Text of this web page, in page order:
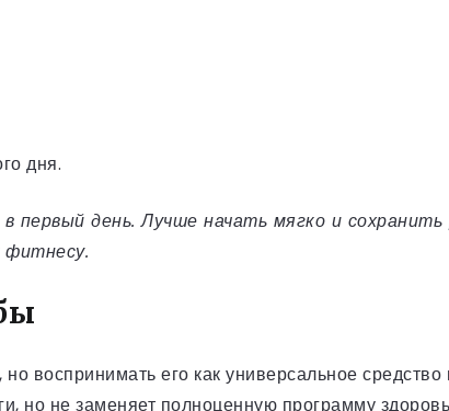
дня.
день. Лучше начать мягко и сохранить
фитнесу.
воспринимать его как универсальное
но не заменяет полноценную программу